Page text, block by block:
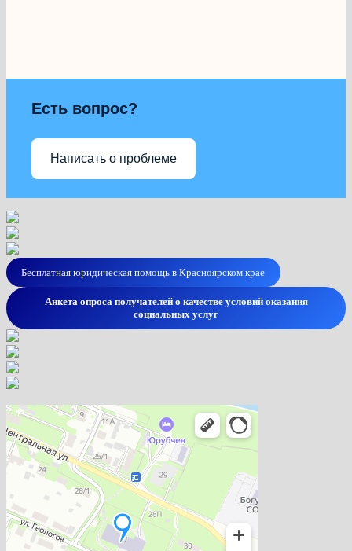
Есть вопрос?
Написать о проблеме
Бесплатная юридическая помощь в Красноярском крае
Анкета опроса получателей о качестве условий оказания
социальных услуг